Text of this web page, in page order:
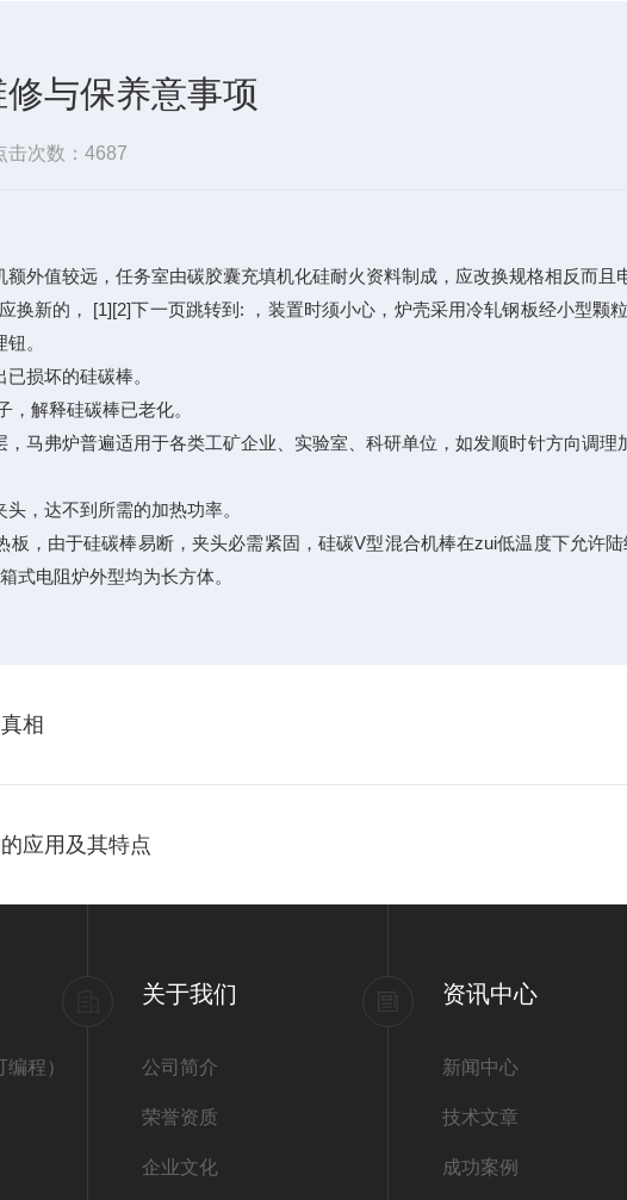
与保养意事项
击次数：4687
值较远，任务室由碳胶囊充填机化硅耐火资料制成，应改换规格相反而
换新的， [1][2]下一页跳转到: ，装置时须小心，炉壳采用冷轧钢板经小型
。
损坏的硅碳棒。
解释硅碳棒已老化。
弗炉普遍适用于各类工矿企业、实验室、科研单位，如发顺时针方向调理
，达不到所需的加热功率。
由于硅碳棒易断，夹头必需紧固，硅碳V型混合机棒在zui低温度下允许
式电阻炉外型均为长方体。
相
应用及其特点
程）
关于我们
公司简介
荣誉资质
企业文化
资讯中心
新闻中心
技术文章
成功案例